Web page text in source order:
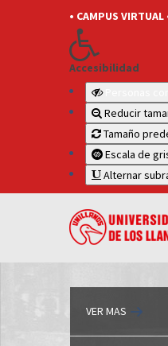
• CAMPUS VIRTUAL
Accesibilidad
Reducir
Tamaño
Escala de
Alternar
VER MAS